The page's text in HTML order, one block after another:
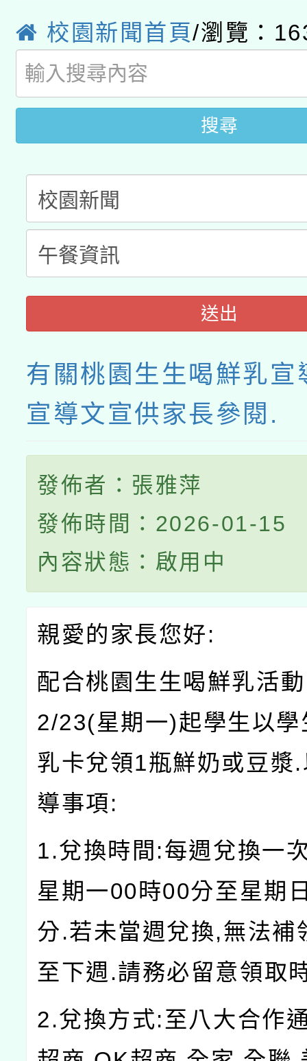
方素養工作坊新北場」
「族語學習班」招生簡
文教學共融平台-教案
件」活動簡章
教育部國民及學前教育
年度COVID-19疫苗接
接種對象擴大為「滿6
接種之民眾」措施，延
月28日止
校園新聞首頁/瀏覽：
搜尋
送出
有關桃園生生喝鮮乳宣
宣導文宣供家長參閱.
發佈者：張雅萍
發佈時間：2026-01-15
內容狀態：啟用中
親愛的家長您好:
配合桃園生生喝鮮乳活
2/23(星期一)起學生以學
乳卡兌領1瓶鮮奶或豆漿
導事項:
1.兌換時間:每週兌換一
星期一00時00分至星期
分.若未當週兌換,無法補
至下週.請務必留意領取
2.兌換方式:至八大合作